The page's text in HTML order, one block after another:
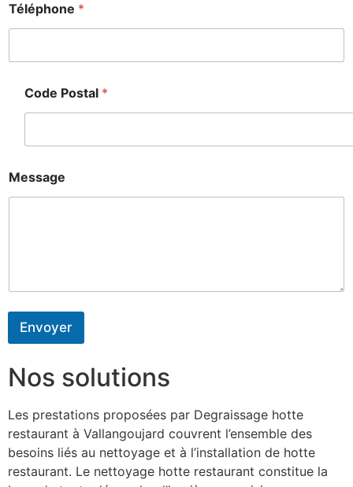
Téléphone *
Code Postal *
Message
Envoyer
Nos solutions
Les prestations proposées par Degraissage hotte
restaurant à Vallangoujard couvrent l’ensemble des
besoins liés au nettoyage et à l’installation de hotte
restaurant. Le nettoyage hotte restaurant constitue la